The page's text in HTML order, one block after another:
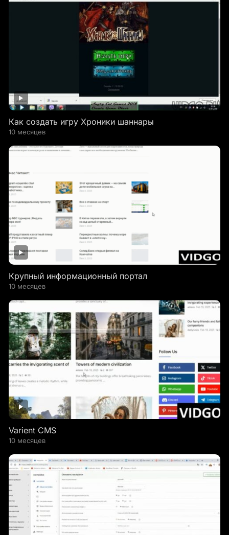
Как создать игру Хроники шаннары
10 месяцев
Крупный информационный портал
10 месяцев
Varient CMS
10 месяцев